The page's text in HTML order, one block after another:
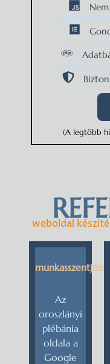
(A legtöbb
weboldal
Az
oroszlányi
plébánia
oldala a
Google